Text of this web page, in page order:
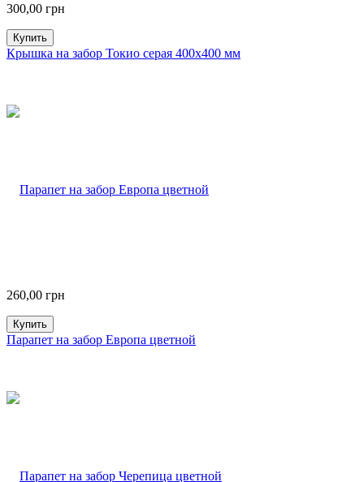
300,00 грн
Купить
Крышка на забор Токио серая 400х400 мм
260,00 грн
Купить
Парапет на забор Европа цветной